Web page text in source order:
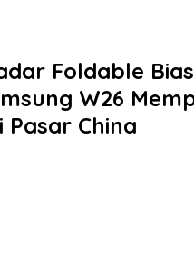
Foldable
W26
Pasar China